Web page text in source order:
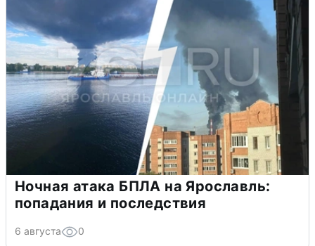
Ночная атака БПЛА на Ярославль:
попадания и последствия
6 августа 0